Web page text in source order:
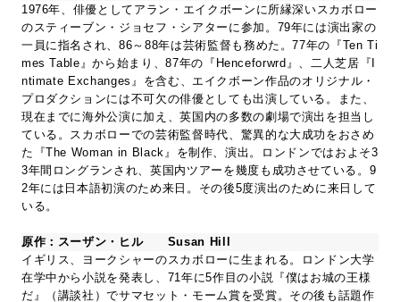
1976年、俳優としてアラン・エイクボーンに所縁深いスカボロー
のスティーブン・ジョセフ・シアターに参加。79年には演出家の
一員に指名され、86～88年は芸術監督も務めた。77年の『Ten Ti
mes Table』から始まり、87年の『Henceforwrd』、二人芝居『I
ntimate Exchanges』を含む、エイクボーン作品のオリジナル・
プロダクションには不可欠の俳優としても出演している。また、
現在までに海外公演に加え、英国内の多数の劇場で演出を担当し
ている。スカボローでの芸術監督時代、驚異的な大成功をおさめ
た『The Woman in Black』を制作、演出。ロンドンではおよそ3
3年間ロングランされ、英国内ツアーを幾度も成功させている。9
2年には日本語初演のため来日。その後5度演出のために来日して
いる。
原作：スーザン・ヒル Susan Hill
イギリス、ヨークシャーのスカボローに生まれる。ロンドン大学
在学中から小説を発表し、71年に5作目の小説『僕はお城の王様
だ』（講談社）でサマセット・モーム賞を受賞。その後も話題作